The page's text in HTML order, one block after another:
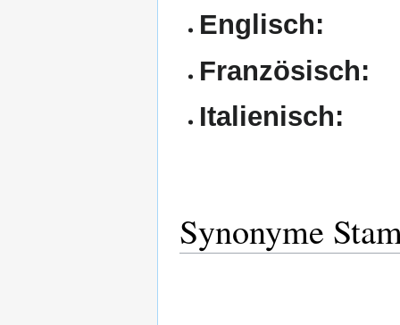
Englisch:
Französisch:
Italienisch:
Synonyme